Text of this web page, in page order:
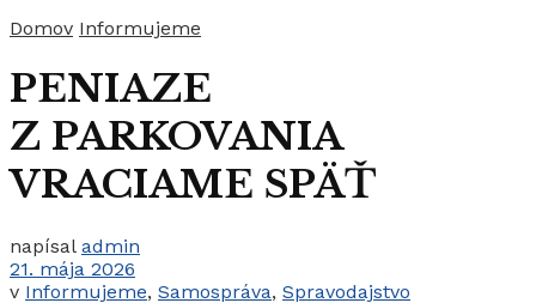
Domov Informujeme
PENIAZE
Z PARKOVANIA
VRACIAME SPÄŤ
napísal admin
21. mája 2026
v Informujeme, Samospráva, Spravodajstvo